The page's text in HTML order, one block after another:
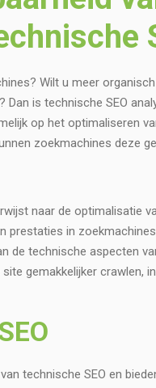
Wilt u meer
is technische SEO
op het optimaliseren
zoekmachines deze
naar de optimalisatie
prestaties in
de technische aspecten
gemakkelijker crawlen,
technische SEO en